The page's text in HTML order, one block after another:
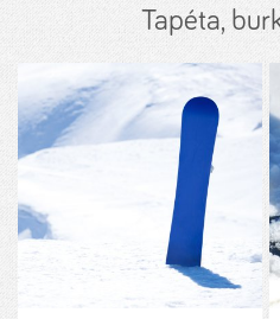
Tapéta,